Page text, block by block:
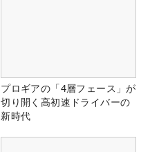
プロギアの「4層フェース」が
切り開く高初速ドライバーの
新時代